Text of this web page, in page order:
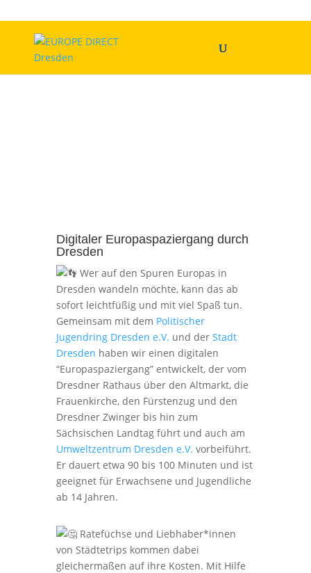
Digitaler Europaspaziergang durch
Dresden
Wer auf den Spuren Europas in
Dresden wandeln möchte, kann das ab
sofort leichtfüßig und mit viel Spaß tun.
Gemeinsam mit dem Politischer
Jugendring Dresden e.V. und der Stadt
Dresden haben wir einen digitalen
“Europaspaziergang” entwickelt, der vom
Dresdner Rathaus über den Altmarkt, die
Frauenkirche, den Fürstenzug und den
Dresdner Zwinger bis hin zum
Sächsischen Landtag führt und auch am
Umweltzentrum Dresden e.V. vorbeiführt.
Er dauert etwa 90 bis 100 Minuten und ist
geeignet für Erwachsene und Jugendliche
ab 14 Jahren.
Ratefüchse und Liebhaber*innen
von Städtetrips kommen dabei
gleichermaßen auf ihre Kosten. Mit Hilfe